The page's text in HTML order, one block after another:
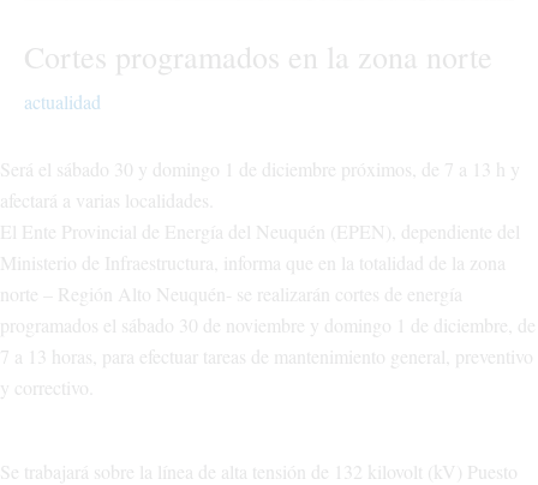
Cortes programados en la zona norte
actualidad
Será el sábado 30 y domingo 1 de diciembre próximos, de 7 a 13 h y
afectará a varias localidades.
El Ente Provincial de Energía del Neuquén (EPEN), dependiente del
Ministerio de Infraestructura, informa que en la totalidad de la zona
norte – Región Alto Neuquén- se realizarán cortes de energía
programados el sábado 30 de noviembre y domingo 1 de diciembre, de
7 a 13 horas, para efectuar tareas de mantenimiento general, preventivo
y correctivo.
Se trabajará sobre la línea de alta tensión de 132 kilovolt (kV) Puesto